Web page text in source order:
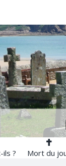
ils ? Mort du